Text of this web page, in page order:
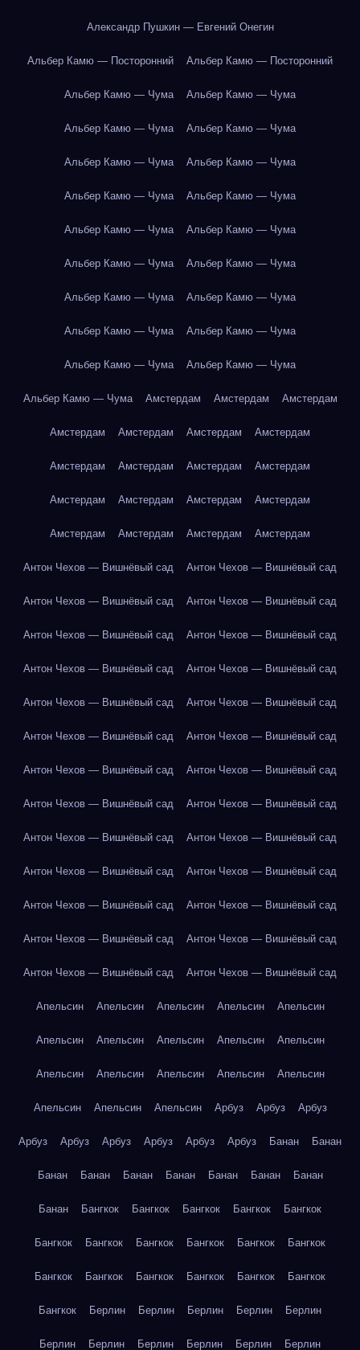
Александр Пушкин — Евгений Онегин
Альбер Камю — Посторонний Альбер Камю — Посторонний
Альбер Камю — Чума Альбер Камю — Чума
Альбер Камю — Чума Альбер Камю — Чума
Альбер Камю — Чума Альбер Камю — Чума
Альбер Камю — Чума Альбер Камю — Чума
Альбер Камю — Чума Альбер Камю — Чума
Альбер Камю — Чума Альбер Камю — Чума
Альбер Камю — Чума Альбер Камю — Чума
Альбер Камю — Чума Альбер Камю — Чума
Альбер Камю — Чума Альбер Камю — Чума
Альбер Камю — Чума Амстердам Амстердам Амстердам
Амстердам Амстердам Амстердам Амстердам
Амстердам Амстердам Амстердам Амстердам
Амстердам Амстердам Амстердам Амстердам
Амстердам Амстердам Амстердам Амстердам
Антон Чехов — Вишнёвый сад Антон Чехов — Вишнёвый сад
Антон Чехов — Вишнёвый сад Антон Чехов — Вишнёвый сад
Антон Чехов — Вишнёвый сад Антон Чехов — Вишнёвый сад
Антон Чехов — Вишнёвый сад Антон Чехов — Вишнёвый сад
Антон Чехов — Вишнёвый сад Антон Чехов — Вишнёвый сад
Антон Чехов — Вишнёвый сад Антон Чехов — Вишнёвый сад
Антон Чехов — Вишнёвый сад Антон Чехов — Вишнёвый сад
Антон Чехов — Вишнёвый сад Антон Чехов — Вишнёвый сад
Антон Чехов — Вишнёвый сад Антон Чехов — Вишнёвый сад
Антон Чехов — Вишнёвый сад Антон Чехов — Вишнёвый сад
Антон Чехов — Вишнёвый сад Антон Чехов — Вишнёвый сад
Антон Чехов — Вишнёвый сад Антон Чехов — Вишнёвый сад
Антон Чехов — Вишнёвый сад Антон Чехов — Вишнёвый сад
Апельсин Апельсин Апельсин Апельсин Апельсин
Апельсин Апельсин Апельсин Апельсин Апельсин
Апельсин Апельсин Апельсин Апельсин Апельсин
Апельсин Апельсин Апельсин Арбуз Арбуз Арбуз
Арбуз Арбуз Арбуз Арбуз Арбуз Арбуз Банан Банан
Банан Банан Банан Банан Банан Банан Банан
Банан Бангкок Бангкок Бангкок Бангкок Бангкок
Бангкок Бангкок Бангкок Бангкок Бангкок Бангкок
Бангкок Бангкок Бангкок Бангкок Бангкок Бангкок
Бангкок Берлин Берлин Берлин Берлин Берлин
Берлин Берлин Берлин Берлин Берлин Берлин